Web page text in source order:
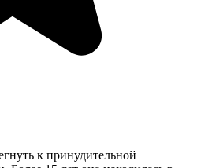
к принудительной